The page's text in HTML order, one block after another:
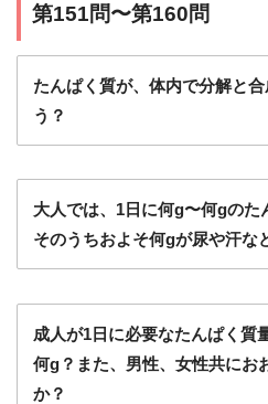
第151問〜第160問
たんぱく質が、体内で分解と
う？
大人では、1日に何g〜何gのた
そのうちおよそ何gが尿や汗な
成人が1日に必要なたんぱく質
何g？また、男性、女性共にお
か？